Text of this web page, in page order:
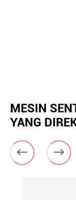
MESIN
YANG
 